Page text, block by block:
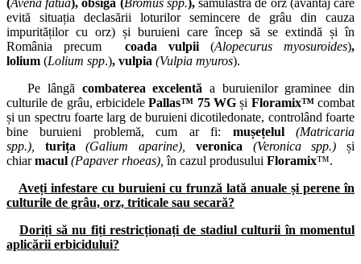
(Avena fatua), obsigă (Bromus spp.),samulastra de orz (avantaj care
evită situația declasării loturilor semincere de grâu din cauza
impurităților cu orz) și buruieni care încep să se extindă și în
România precum
coada vulpii (Alopecurus myosuroides),
lolium (Lolium spp.), vulpia (Vulpia myuros).
Pe lângă combaterea excelentă a buruienilor graminee din
culturile de grâu, erbicidelePallas™ 75 WG și Floramix™combat
și un spectru foarte larg de buruieni dicotiledonate, controlând foarte
bine buruieni problemă, cum ar fi: mușețelul(Matricaria
spp.),
turița(Galium aparine), veronica (Veronica spp.) și
chiarmacul (Papaver rhoeas), în cazul produsului Floramix™.
Aveți infestare cu buruieni cu frunză lată anuale și perene în
culturile de grâu, orz, triticale sau secară?
Doriți să nu fiți restricționați de stadiul culturii în momentul
aplicării erbicidului?